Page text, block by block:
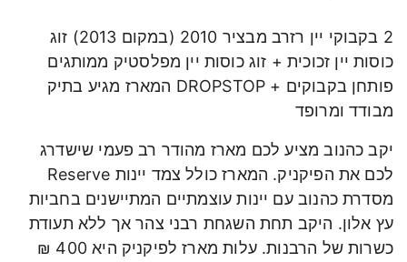
2 בקבוקי יין רזרב מבציר 2010 (במקום 2013) זוג
כוסות יין זכוכית + זוג כוסות יין מפלסטיק ממותגים
פותחן בקבוקים + DROPSTOP המארז מגיע בתיק
מבודד ומרופד
יקב כהנוב מציע לכם מארז מהודר רב פעמי שישדרג
לכם את הפיקניק. המארז כולל צמד יינות Reserve
מסדרת כהנוב עם יינות עוצמתיים המתיישנים בחביות
עץ אלון. היקב תחת השגחת רבני צהר אך ללא תעודת
כשרות של הרבנות. עלות מארז לפיקניק היא 400 ₪